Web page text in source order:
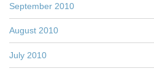
September 2010
August 2010
July 2010